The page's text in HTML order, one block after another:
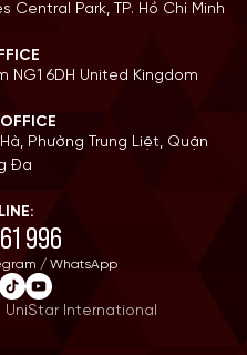
Central Park, TP. Hồ Chí Minh
NG1 6DH United Kingdom
Phường Trung Liệt, Quận
Đa
996
/ WhatsApp
International